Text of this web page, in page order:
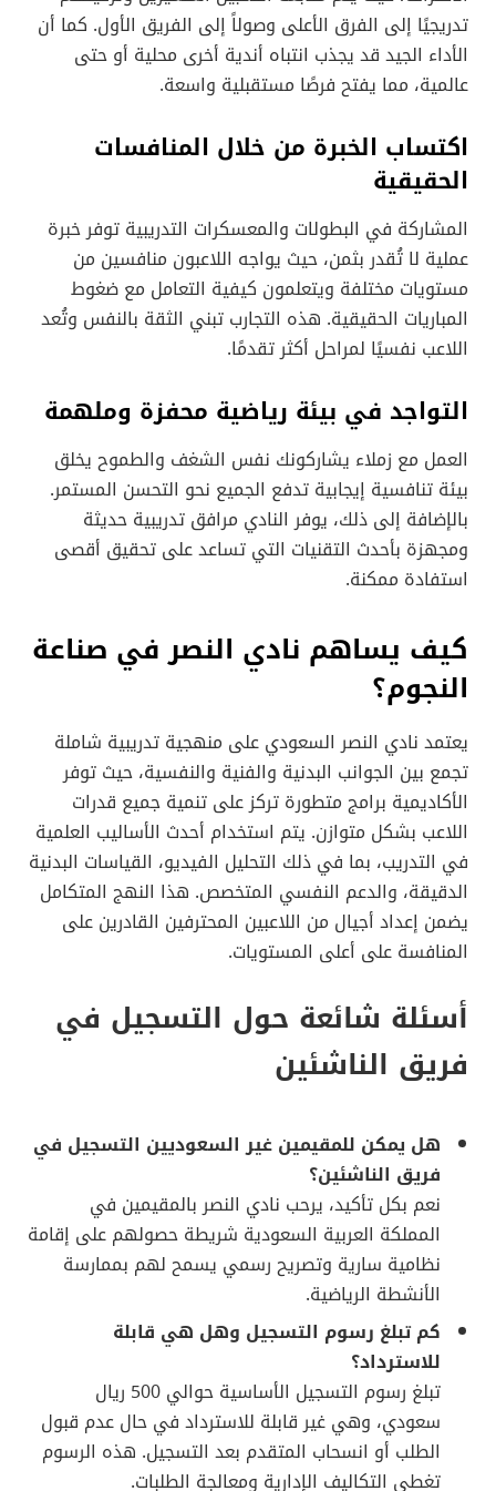
تدريجيًا إلى الفرق الأعلى وصولاً إلى الفريق الأول. كما أن
الأداء الجيد قد يجذب انتباه أندية أخرى محلية أو حتى
عالمية، مما يفتح فرصًا مستقبلية واسعة.
اكتساب الخبرة من خلال المنافسات
الحقيقية
المشاركة في البطولات والمعسكرات التدريبية توفر خبرة
عملية لا تُقدر بثمن، حيث يواجه اللاعبون منافسين من
مستويات مختلفة ويتعلمون كيفية التعامل مع ضغوط
المباريات الحقيقية. هذه التجارب تبني الثقة بالنفس وتُعد
اللاعب نفسيًا لمراحل أكثر تقدمًا.
التواجد في بيئة رياضية محفزة وملهمة
العمل مع زملاء يشاركونك نفس الشغف والطموح يخلق
بيئة تنافسية إيجابية تدفع الجميع نحو التحسن المستمر.
بالإضافة إلى ذلك، يوفر النادي مرافق تدريبية حديثة
ومجهزة بأحدث التقنيات التي تساعد على تحقيق أقصى
استفادة ممكنة.
كيف يساهم نادي النصر في صناعة
النجوم؟
يعتمد نادي النصر السعودي على منهجية تدريبية شاملة
تجمع بين الجوانب البدنية والفنية والنفسية، حيث توفر
الأكاديمية برامج متطورة تركز على تنمية جميع قدرات
اللاعب بشكل متوازن. يتم استخدام أحدث الأساليب العلمية
في التدريب، بما في ذلك التحليل الفيديو، القياسات البدنية
الدقيقة، والدعم النفسي المتخصص. هذا النهج المتكامل
يضمن إعداد أجيال من اللاعبين المحترفين القادرين على
المنافسة على أعلى المستويات.
أسئلة شائعة حول التسجيل في
فريق الناشئين
هل يمكن للمقيمين غير السعوديين التسجيل في
فريق الناشئين؟
نعم بكل تأكيد، يرحب نادي النصر بالمقيمين في
المملكة العربية السعودية شريطة حصولهم على إقامة
نظامية سارية وتصريح رسمي يسمح لهم بممارسة
الأنشطة الرياضية.
كم تبلغ رسوم التسجيل وهل هي قابلة
للاسترداد؟
تبلغ رسوم التسجيل الأساسية حوالي 500 ريال
سعودي، وهي غير قابلة للاسترداد في حال عدم قبول
الطلب أو انسحاب المتقدم بعد التسجيل. هذه الرسوم
تغطي التكاليف الإدارية ومعالجة الطلبات.